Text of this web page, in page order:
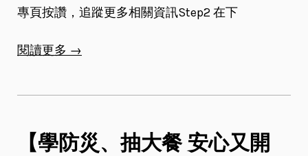
專頁按讚，追蹤更多相關資訊Step2 在下
閱讀更多 →
【學防災、抽大餐 安心又開